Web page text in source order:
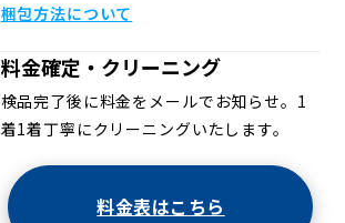
梱包方法について
料金確定・クリーニング
検品完了後に料金をメールでお知らせ。1
着1着丁寧にクリーニングいたします。
料金表はこちら